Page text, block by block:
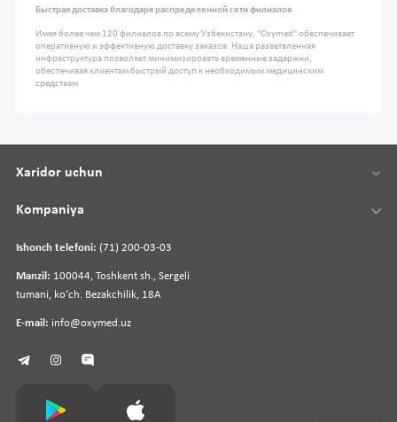
Быстрая доставка благодаря распределенной сети филиалов
Имея более чем 120 филиалов по всему Узбекистану, "Oxymed" обеспечивает
оперативную и эффективную доставку заказов. Наша разветвленная
инфраструктура позволяет минимизировать временные задержки,
обеспечивая клиентам быстрый доступ к необходимым медицинским
средствам
Ishonch telefoni: (71) 200-03-03
Manzil: 100044, Toshkent sh., Sergeli
tumani, koʻch. Bezakchilik, 18A
E-mail: info@oxymed.uz
Xaridor uchun
Kompaniya